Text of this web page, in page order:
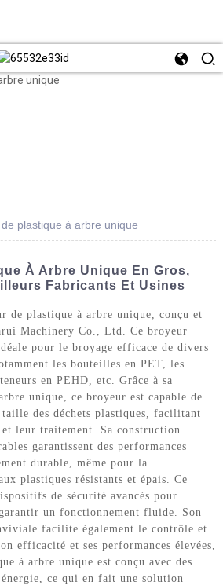
plastique à arbre unique
À Arbre Unique En Gros,
Fabricants Et Usines
de plastique à arbre unique, conçu et
Machinery Co., Ltd. Ce broyeur
pour le broyage efficace de divers
les bouteilles en PET, les
en PEHD, etc. Grâce à sa
unique, ce broyeur est capable de
des déchets plastiques, facilitant
leur traitement. Sa construction
garantissent des performances
durable, même pour la
plastiques résistants et épais. Ce
de sécurité avancés pour
un fonctionnement fluide. Son
facilite également le contrôle et
efficacité et ses performances élevées,
à arbre unique est conçu avec des
ce qui en fait une solution